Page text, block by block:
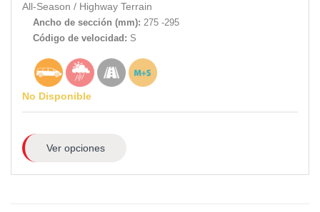
All-Season / Highway Terrain
Ancho de sección (mm): 275 -295
Código de velocidad: S
No Disponible
Ver opciones